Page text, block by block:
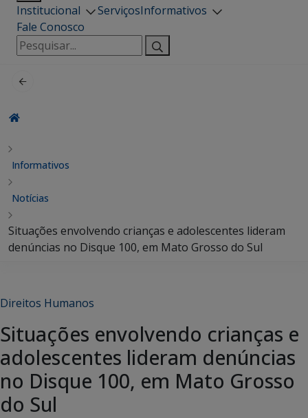
Institucional ServiçosInformativos
Fale Conosco
Pesquisar
por:
Informativos
Notícias
Situações envolvendo crianças e adolescentes lideram
denúncias no Disque 100, em Mato Grosso do Sul
Direitos Humanos
Situações envolvendo crianças e
adolescentes lideram denúncias
no Disque 100, em Mato Grosso
do Sul